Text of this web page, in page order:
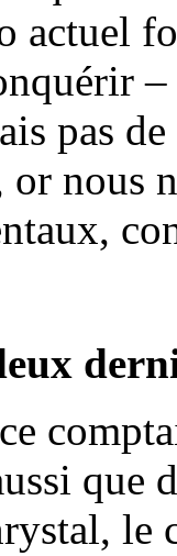
actuel
pas
nous
que
le